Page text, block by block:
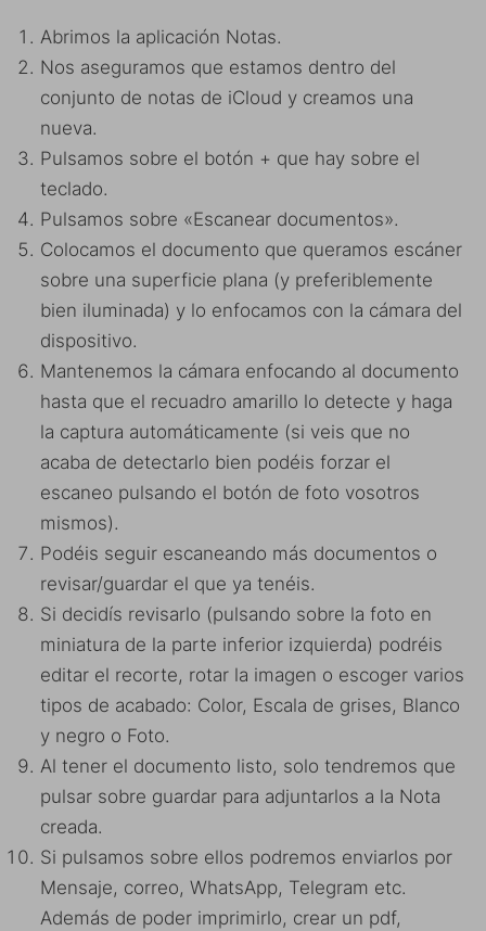
Abrimos la aplicación Notas.
Nos aseguramos que estamos dentro del
conjunto de notas de iCloud y creamos una
nueva.
Pulsamos sobre el botón + que hay sobre el
teclado.
Pulsamos sobre «Escanear documentos».
Colocamos el documento que queramos escáner
sobre una superficie plana (y preferiblemente
bien iluminada) y lo enfocamos con la cámara del
dispositivo.
Mantenemos la cámara enfocando al documento
hasta que el recuadro amarillo lo detecte y haga
la captura automáticamente (si veis que no
acaba de detectarlo bien podéis forzar el
escaneo pulsando el botón de foto vosotros
mismos).
Podéis seguir escaneando más documentos o
revisar/guardar el que ya tenéis.
Si decidís revisarlo (pulsando sobre la foto en
miniatura de la parte inferior izquierda) podréis
editar el recorte, rotar la imagen o escoger varios
tipos de acabado: Color, Escala de grises, Blanco
y negro o Foto.
Al tener el documento listo, solo tendremos que
pulsar sobre guardar para adjuntarlos a la Nota
creada.
Si pulsamos sobre ellos podremos enviarlos por
Mensaje, correo, WhatsApp, Telegram etc.
Además de poder imprimirlo, crear un pdf,